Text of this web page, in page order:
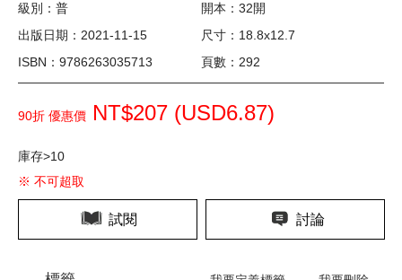
級別：普
開本：32開
出版日期：2021-11-15
尺寸：18.8x12.7
ISBN：9786263035713
頁數：292
90折 優惠價 NT$207 (USD6.87)
庫存>10
※ 不可超取
試閱 討論